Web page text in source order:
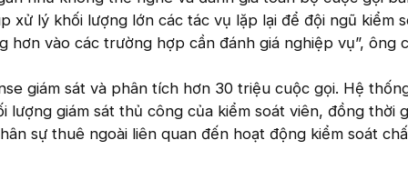
xử lý khối lượng lớn các tác vụ lặp lại để đội ngũ kiểm
hơn vào các trường hợp cần đánh giá nghiệp vụ”, ông
giám sát và phân tích hơn 30 triệu cuộc gọi. Hệ
lượng giám sát thủ công của kiểm soát viên, đồng thời
sự thuê ngoài liên quan đến hoạt động kiểm soát